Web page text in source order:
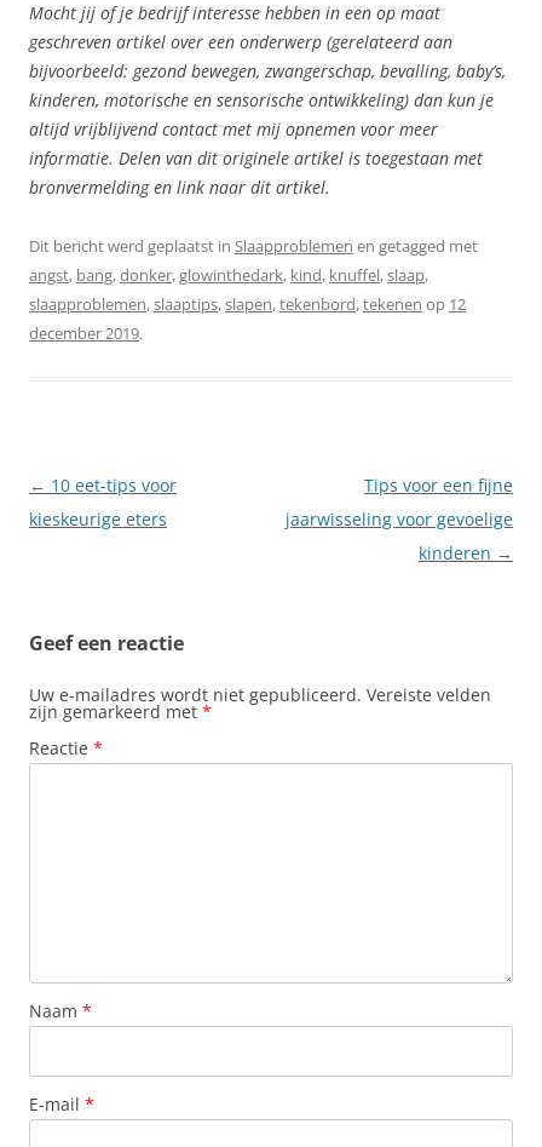
Mocht jij of je bedrijf interesse hebben in een op maat
geschreven artikel over een onderwerp (gerelateerd aan
bijvoorbeeld: gezond bewegen, zwangerschap, bevalling, baby’s,
kinderen, motorische en sensorische ontwikkeling) dan kun je
altijd vrijblijvend contact met mij opnemen voor meer
informatie. Delen van dit originele artikel is toegestaan met
bronvermelding en link naar dit artikel.
Dit bericht werd geplaatst in Slaapproblemen en getagged met
angst, bang,donker,glowinthedark, kind, knuffel,slaap,
slaapproblemen,slaaptips,slapen,tekenbord,tekenen op 12
december 2019.
Berichtnavigatie
← 10 eet-tips voor
kieskeurige eters
Tips voor een fijne
jaarwisseling voor gevoelige
kinderen →
Geef een reactie
Uw e-mailadres wordt niet gepubliceerd. Vereiste velden
zijn gemarkeerd met *
Reactie *
Naam *
E-mail *